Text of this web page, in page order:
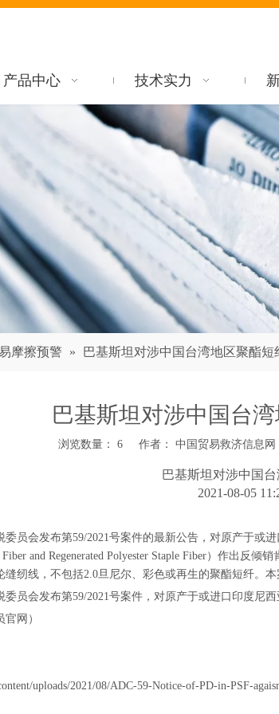
产品中心 技术实力
摩擦预警 » 巴基斯坦对涉中国台湾地区聚酯
巴基斯坦对涉中国台
浏览数量： 6作者： 中国贸易救济信息
巴基斯坦对涉中国
2021-08-05
员会发布第59/2021号案件的最新公告，对原产于或
Fiber and Regenerated Polyester Staple Fiber）作出
纫线，不包括2.0旦尼尔、彩色或再生的聚酯短纤。本
委员会发布第59/2021号案件，对原产于或进口印度尼
网）
uploads/2021/08/ADC-59-Notice-of-PD-in-PSF-